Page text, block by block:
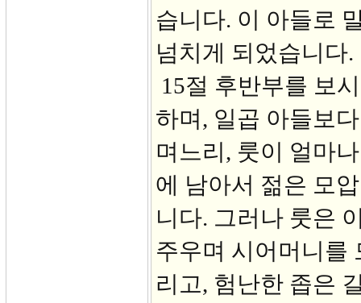
습니다. 이 아들로
넘치게 되었습니다.
15절 후반부를 보
하며, 일곱 아들보
며느리, 룻이 얼마
에 남아서 젊은 모
니다. 그러나 룻은
주우며 시어머니를
리고, 험난한 좁은